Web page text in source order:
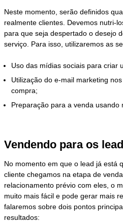
Neste momento, serão definidos
realmente clientes. Devemos nutri-
para que seja despertado o desejo
serviço. Para isso, utilizaremos as
Uso das mídias sociais para criar
Utilização do e-mail marketing
compra;
Preparação para a venda usando
Vendendo para os
No momento em que o lead já está
cliente chegamos na etapa de
relacionamento prévio com eles, o
muito mais fácil e pode gerar mais
falaremos sobre dois pontos
resultados: